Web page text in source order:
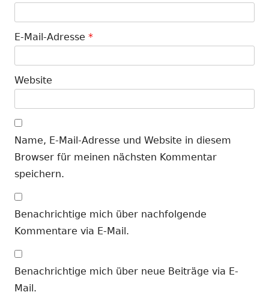
E-Mail-Adresse *
Website
Name, E-Mail-Adresse und Website in diesem
Browser für meinen nächsten Kommentar
speichern.
Benachrichtige mich über nachfolgende
Kommentare via E-Mail.
Benachrichtige mich über neue Beiträge via E-
Mail.